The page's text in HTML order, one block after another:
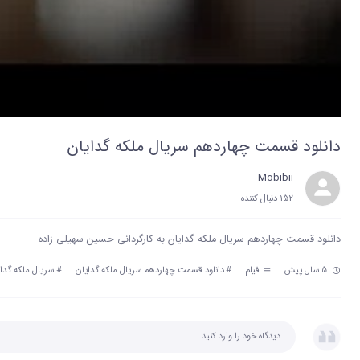
دانلود قسمت چهاردهم سریال ملکه گدایان
Mobibii
152 دنبال‌ کننده
دانلود قسمت چهاردهم سریال ملکه گدایان به کارگردانی حسین سهیلی زاده
5 سال پیش فیلم #دانلود قسمت چهاردهم سریال ملکه گدایان #سریال ملکه